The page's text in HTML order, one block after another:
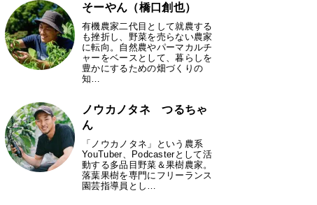
そーやん（橋口創也）
有機農家二代目として就農する
も挫折し、野菜を売らない農家
に転向。自然農やパーマカルチ
ャーをベースとして、暮らしを
豊かにするための畑づくりの
知…
ノウカノタネ つるちゃ
ん
「ノウカノタネ」という農系
YouTuber、Podcasterとして活
動する多品目野菜＆果樹農家。
落葉果樹を専門にフリーランス
園芸指導員とし…